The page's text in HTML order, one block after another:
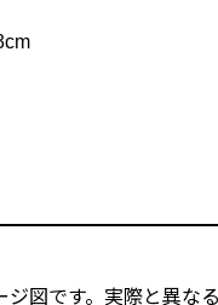
図です。実際と異なる